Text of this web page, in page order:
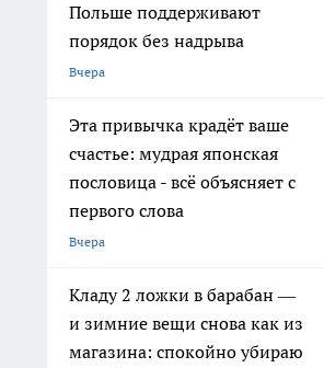
Польше поддерживают
порядок без надрыва
Вчера
Эта привычка крадёт ваше
счастье: мудрая японская
пословица - всё объясняет с
первого слова
Вчера
Кладу 2 ложки в барабан —
и зимние вещи снова как из
магазина: спокойно убираю